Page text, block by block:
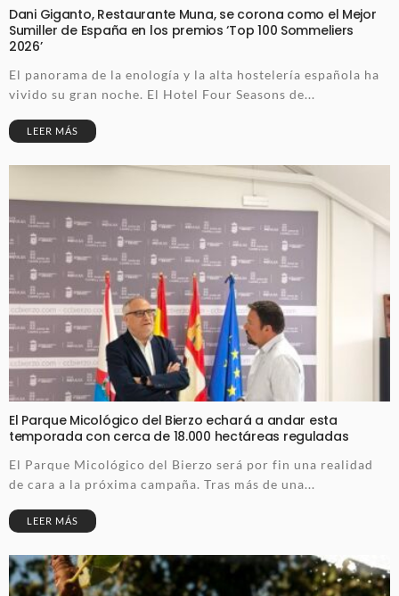
Dani Giganto, Restaurante Muna, se corona como el Mejor
Sumiller de España en los premios ‘Top 100 Sommeliers
2026’
El panorama de la enología y la alta hostelería española ha
vivido su gran noche. El Hotel Four Seasons de...
LEER MÁS
El Parque Micológico del Bierzo echará a andar esta
temporada con cerca de 18.000 hectáreas reguladas
El Parque Micológico del Bierzo será por fin una realidad
de cara a la próxima campaña. Tras más de una...
LEER MÁS